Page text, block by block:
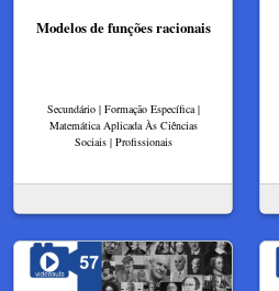
Modelos de funções racionais
Secundário | Formação Específica |
Matemática Aplicada Às Ciências
Sociais | Profissionais